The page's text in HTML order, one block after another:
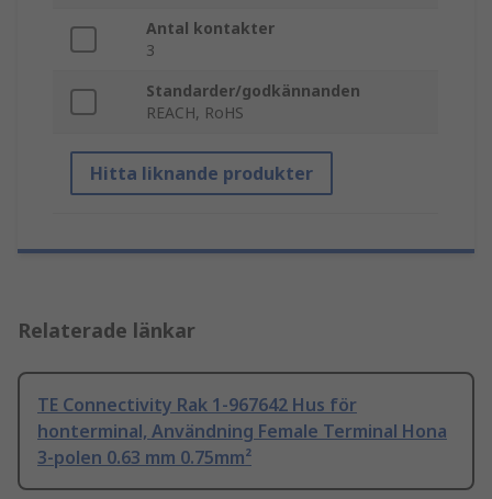
Antal kontakter
3
Standarder/godkännanden
REACH, RoHS
Hitta liknande produkter
Relaterade länkar
TE Connectivity Rak 1-967642 Hus för
honterminal, Användning Female Terminal Hona
3-polen 0.63 mm 0.75mm²